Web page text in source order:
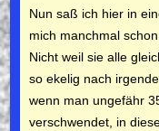
Nun saß ich hier in
mich manchmal
Nicht weil sie alle
so ekelig nach
wenn man ungefähr
verschwendet, in